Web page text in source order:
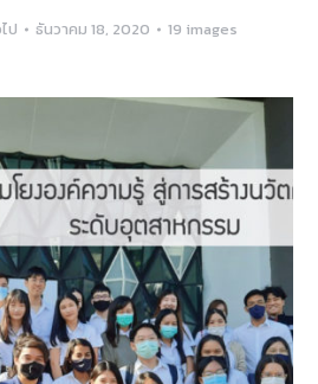
ป ธันวาคม 18, 2020 19 images